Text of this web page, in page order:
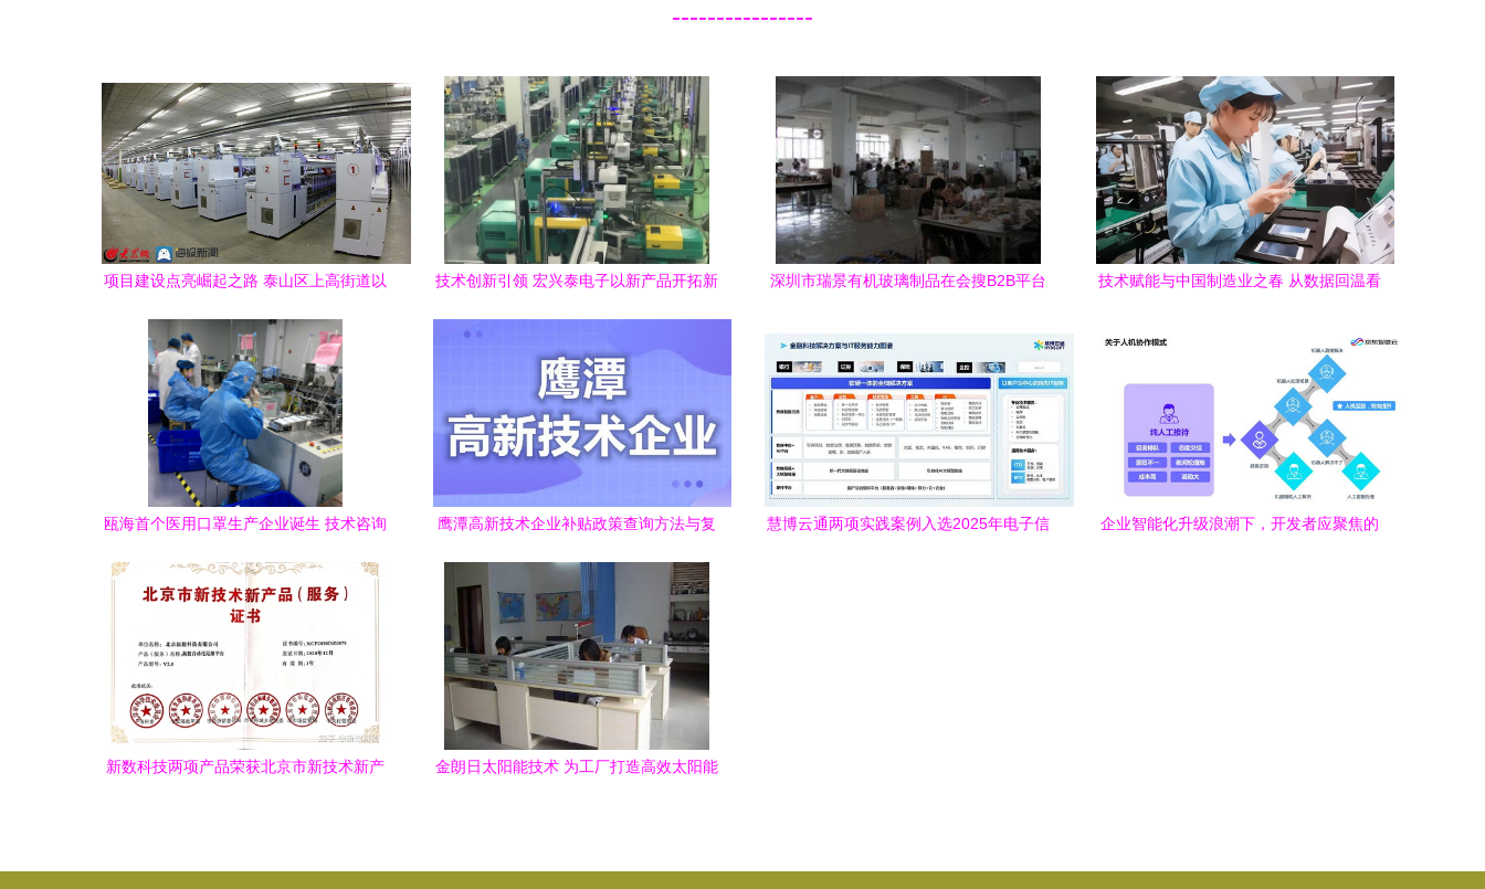
----------------
项目建设点亮崛起之路 泰山区上高街道以
技术创新引领 宏兴泰电子以新产品开拓新
深圳市瑞景有机玻璃制品在会搜B2B平台
技术赋能与中国制造业之春 从数据回温看
瓯海首个医用口罩生产企业诞生 技术咨询
鹰潭高新技术企业补贴政策查询方法与复
慧博云通两项实践案例入选2025年电子信
企业智能化升级浪潮下，开发者应聚焦的
新数科技两项产品荣获北京市新技术新产
金朗日太阳能技术 为工厂打造高效太阳能